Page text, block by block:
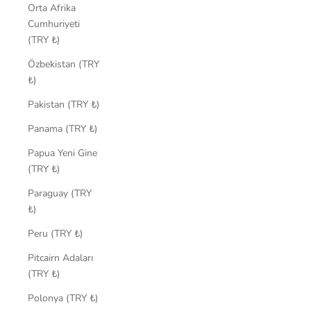
Orta Afrika
Cumhuriyeti
(TRY ₺)
Özbekistan (TRY
₺)
Pakistan (TRY ₺)
Panama (TRY ₺)
Papua Yeni Gine
(TRY ₺)
Paraguay (TRY
₺)
Peru (TRY ₺)
Pitcairn Adaları
(TRY ₺)
Polonya (TRY ₺)